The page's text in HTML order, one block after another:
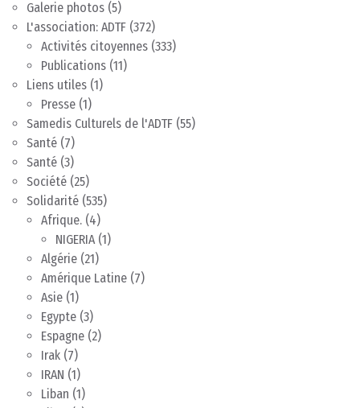
Galerie photos (5)
L'association: ADTF (372)
Activités citoyennes (333)
Publications (11)
Liens utiles (1)
Presse (1)
Samedis Culturels de l'ADTF (55)
Santé (7)
Santé (3)
Société (25)
Solidarité (535)
Afrique. (4)
NIGERIA(1)
Algérie (21)
Amérique Latine (7)
Asie (1)
Egypte (3)
Espagne (2)
Irak (7)
IRAN (1)
Liban (1)